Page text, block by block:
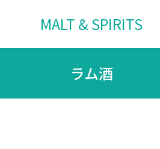
MALT & SPIRITS
ラム酒